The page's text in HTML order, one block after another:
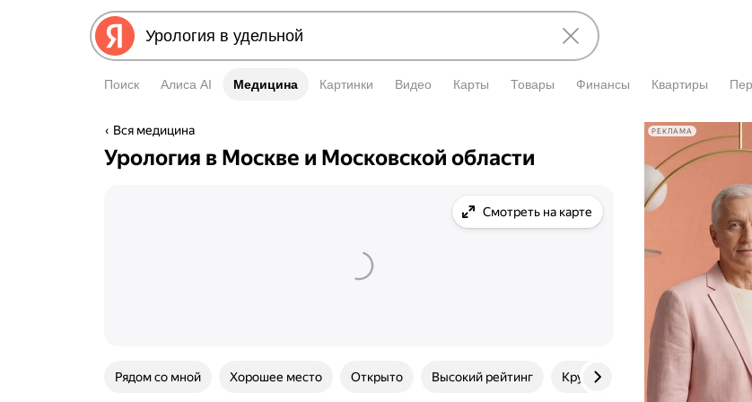
Поиск Алиса AI Медицина
Медицина Картинки Видео Карты Товары Финансы Квартиры
Вся медицина
Урология в Москве и Московской области
Смотреть на карте
Рядом со мной Хорошее место Открыто Высокий рейтинг Круглосуточно Есть
РЕКЛАМА